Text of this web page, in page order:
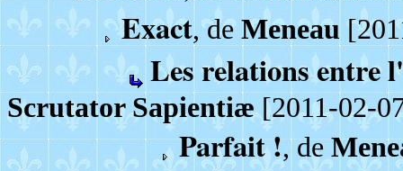
Exact, deMeneau
Les relations entre
Scrutator Sapientiæ[2011-02-
Parfait !, de